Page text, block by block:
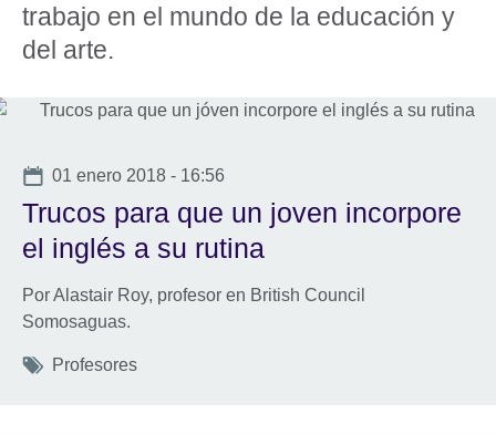
trabajo en el mundo de la educación y
del arte.
Date
01 enero 2018 - 16:56
Trucos para que un joven incorpore
el inglés a su rutina
Por Alastair Roy, profesor en British Council
Somosaguas.
Tags
Profesores